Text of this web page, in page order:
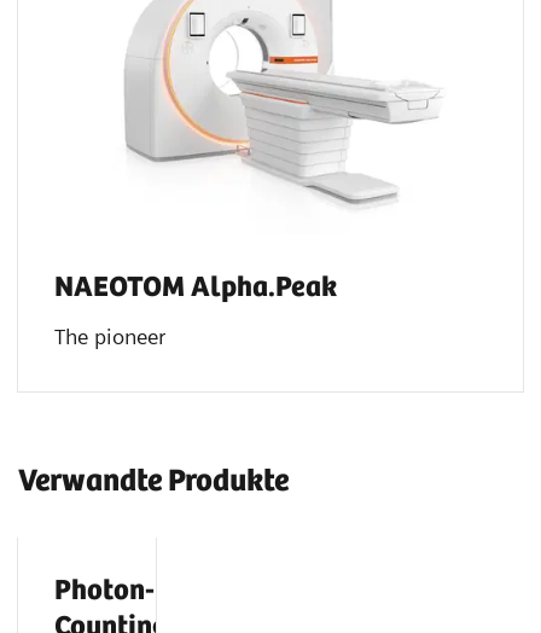
NAEOTOM Alpha.Peak
The pioneer
Verwandte Produkte
Photon-